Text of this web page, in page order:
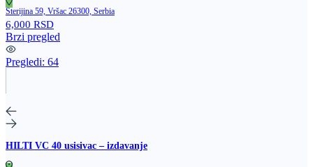
Sterijina 59, Vršac 26300, Serbia
6,000 RSD
Brzi pregled
Pregledi: 64
HILTI VC 40 usisivac – izdavanje